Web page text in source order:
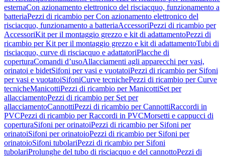
esternaCon azionamento elettronico del risciacquo, funzionamento a
batteriaPezzi di ricambio per Con azionamento elettronico del
risciacquo, funzionamento a batteriaAccessoriPezzi di ricambio per
AccessoriKit per il montaggio grezzo e kit di adattamentoPezzi di
ricambio per Kit per il montaggio grezzo e kit di adattamentoTubi di
risciacquo, curve di risciacquo e adattatoriPlacche di
coperturaComandi d’usoAllacciamenti agli apparecchi per vasi,
orinatoi e bidetSifoni per vasi e vuotatoiPezzi di ricambio per Sifoni
per vasi e vuotatoiSifoniCurve tecnichePezzi di ricambio per Curve
tecnicheManicottiPezzi di ricambio per ManicottiSet per
allacciamentoPezzi di ricambio per Set per
allacciamentoCannottiPezzi di ricambio per CannottiRaccordi in
PVCPezzi di ricambio per Raccordi in PVCMorsetti e cappucci di
coperturaSifoni per orinatoiPezzi di ricambio per Sifoni per
orinatoiSifoni per orinatoioPezzi di ricambio per Sifoni per
orinatoioSifoni tubolariPezzi di ricambio per Sifoni
tubolariProlunghe del tubo di risciacquo e del cannottoPezzi di